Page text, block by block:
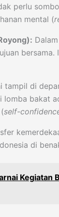
perlu
mental (
bersama.
tampil di
lomba bakat
self-
di
Kegiatan